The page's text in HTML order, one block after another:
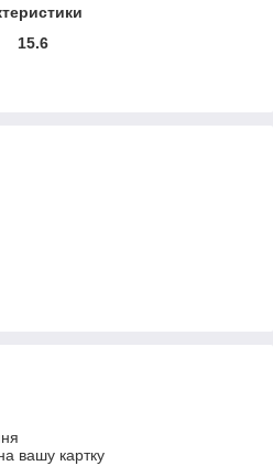
15.6
вашу картку